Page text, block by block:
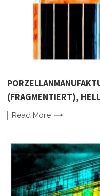
(FRAGMENTIERT),
Read More